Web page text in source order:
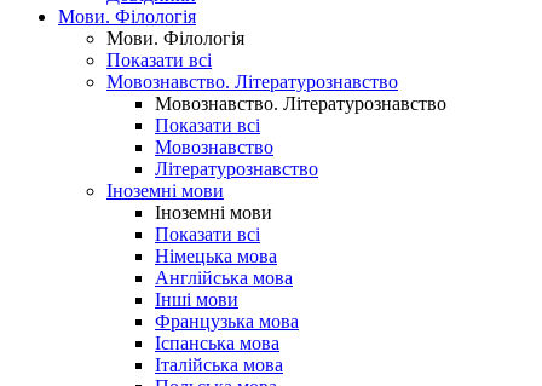
Мови. Філологія
Мови. Філологія
Показати всі
Мовознавство. Літературознавство
Мовознавство. Літературознавство
Показати всі
Мовознавство
Літературознавство
Іноземні мови
Іноземні мови
Показати всі
Німецька мова
Англійська мова
Інші мови
Французька мова
Іспанська мова
Італійська мова